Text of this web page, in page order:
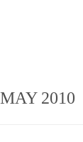
2010